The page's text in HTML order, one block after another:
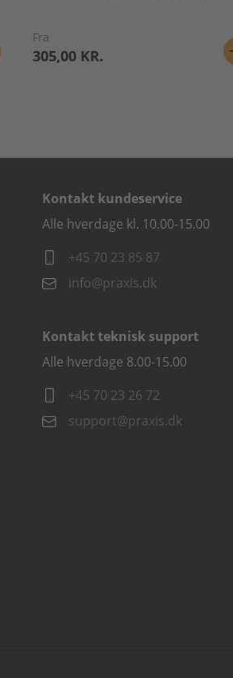
Fra
305,00 KR.
Kontakt kundeservice
Alle hverdage kl. 10.00-15.00
+45 70 23 85 87
info@praxis.dk
Kontakt teknisk support
Alle hverdage 8.00-15.00
+45 70 23 26 72
support@praxis.dk